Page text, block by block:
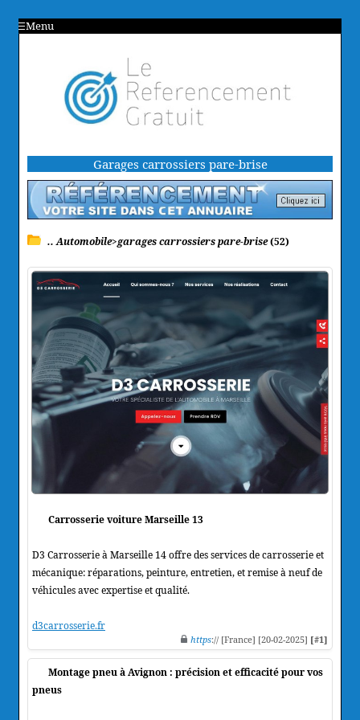
Menu
Garages carrossiers pare-brise
.. Automobile>garages carrossiers pare-brise(52)
Carrosserie voiture Marseille 13
D3 Carrosserie à Marseille 14 offre des services de carrosserie et
mécanique: réparations, peinture, entretien, et remise à neuf de
véhicules avec expertise et qualité.
d3carrosserie.fr
https:// [France] [20-02-2025] [#1]
Montage pneu à Avignon : précision et efficacité pour vos
pneus